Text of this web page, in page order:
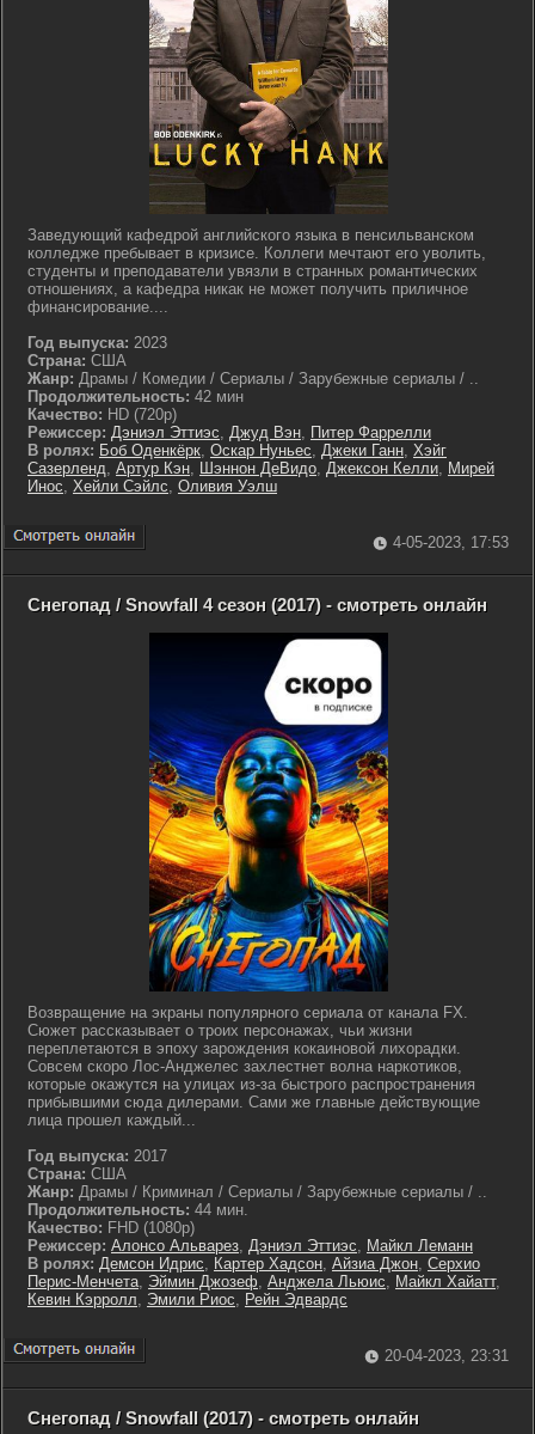
Заведующий кафедрой английского языка в пенсильванском
колледже пребывает в кризисе. Коллеги мечтают его уволить,
студенты и преподаватели увязли в странных романтических
отношениях, а кафедра никак не может получить приличное
финансирование....
Год выпуска: 2023
Страна: США
Жанр: Драмы / Комедии / Сериалы / Зарубежные сериалы / ..
Продолжительность: 42 мин
Качество: HD (720p)
Режиссер: Дэниэл Эттиэс, Джуд Вэн, Питер Фаррелли
В ролях: Боб Оденкёрк, Оскар Нуньес, Джеки Ганн, Хэйг
Сазерленд, Артур Кэн, Шэннон ДеВидо, Джексон Келли, Мирей
Инос, Хейли Сэйлс, Оливия Уэлш
4-05-2023, 17:53
Снегопад / Snowfall 4 сезон (2017) - смотреть онлайн
Возвращение на экраны популярного сериала от канала FX.
Сюжет рассказывает о троих персонажах, чьи жизни
переплетаются в эпоху зарождения кокаиновой лихорадки.
Совсем скоро Лос-Анджелес захлестнет волна наркотиков,
которые окажутся на улицах из-за быстрого распространения
прибывшими сюда дилерами. Сами же главные действующие
лица прошел каждый...
Год выпуска: 2017
Страна: США
Жанр: Драмы / Криминал / Сериалы / Зарубежные сериалы / ..
Продолжительность: 44 мин.
Качество: FHD (1080p)
Режиссер: Алонсо Альварез, Дэниэл Эттиэс, Майкл Леманн
В ролях: Демсон Идрис, Картер Хадсон, Айзиа Джон, Серхио
Перис-Менчета, Эймин Джозеф, Анджела Льюис, Майкл Хайатт,
Кевин Кэрролл, Эмили Риос, Рейн Эдвардс
20-04-2023, 23:31
Снегопад / Snowfall (2017) - смотреть онлайн